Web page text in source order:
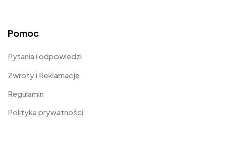
Pomoc
Pytania i odpowiedzi
Zwroty i Reklamacje
Regulamin
Polityka prywatności